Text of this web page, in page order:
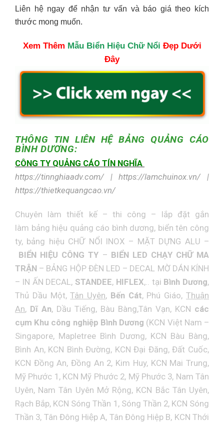
Liên hệ ngay để nhận tư vấn và báo giá theo kích
thước mong muốn.
Xem Thêm Mẫu Biển Hiệu Chữ Nổi Đẹp Dưới
Đây
THÔNG TIN LIÊN HỆBẢNG QUẢNG CÁO
BÌNH DƯƠNG:
CÔNG TY QUẢNG CÁO TÍN NGHĨA
https://tinnghiaadv.com/ | https://lamchuinox.vn/ |
https://thietkequangcao.vn/
Chuyên làm thiết kế – thi công – lắp đặt gắn
làm bảng hiệu quảng cáo bình dương, biển tên công
ty, bảng hiệu CHỮ NỔI INOX – MẶT DỰNG ALU –
BIỂN HIỆU CÔNG TY – BIỂN LED CHẠY CHỮ MA
TRẬN – BẢNG HỘP ĐÈN LED – DECAL MỜ DÁN KÍNH
– IN ẤN DECAL, STANDEE, HIFLEX,.. tại Bình Dương,
Thủ Dầu Một,Tân Uyên, Bến Cát, Phú Giáo,Thuận
An, Dĩ An, Dầu Tiếng, Bàu Bàng,Tân Vạn, KCN các
cụm Khu công nghiệp Bình Dương (KCN Việt Nam –
Singapore, Mapletree Bình Dương, KCN Bàu Bàng,
Bình An, KCN Bình Đường, KCN Đại Đăng, Đất Cuốc,
KCN Đồng An, Đồng An 2, Kim Huy, KCN Mai Trung,
Mỹ Phước 1, KCN Mỹ Phước 2, Mỹ Phước 3, Nam Tân
Uyên, Nam Tân Uyên Mở Rộng, KCN Bắc Tân Uyên,
Rạch Bắp, KCN Sóng Thần 1, Sóng Thần 2, KCN Sóng
Thần 3, Tân Đông Hiệp A, Tân Đông Hiệp B, KCN Thới